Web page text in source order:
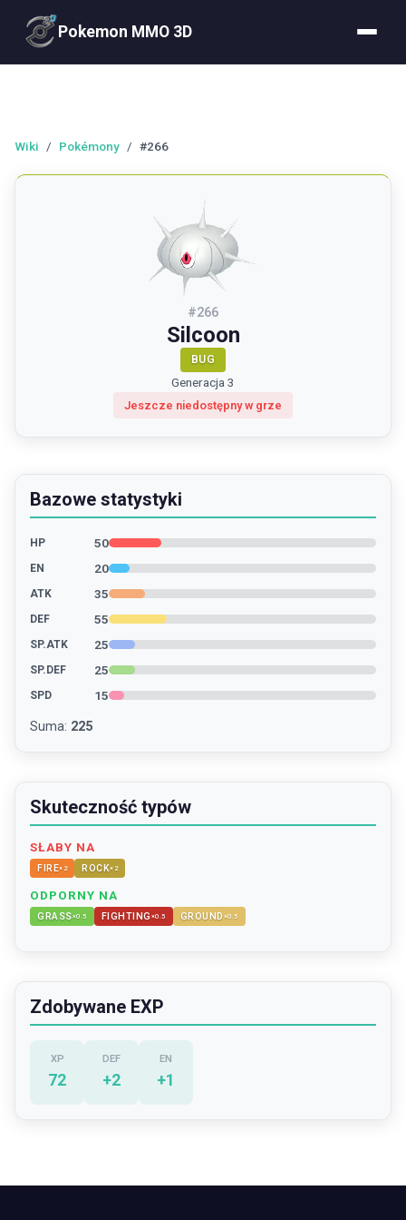
Pokemon MMO 3D
Wiki / Pokémony / #266
#266
Silcoon
BUG
Generacja 3
Jeszcze niedostępny w grze
Bazowe statystyki
HP 50
EN 20
ATK 35
DEF 55
SP.ATK 25
SP.DEF 25
SPD 15
Suma: 225
Skuteczność typów
SŁABY NA
FIRE× 2 ROCK× 2
ODPORNY NA
GRASS×0.5 FIGHTING ×0.5 GROUND ×0.5
Zdobywane EXP
XP
72
DEF
+2
EN
+1